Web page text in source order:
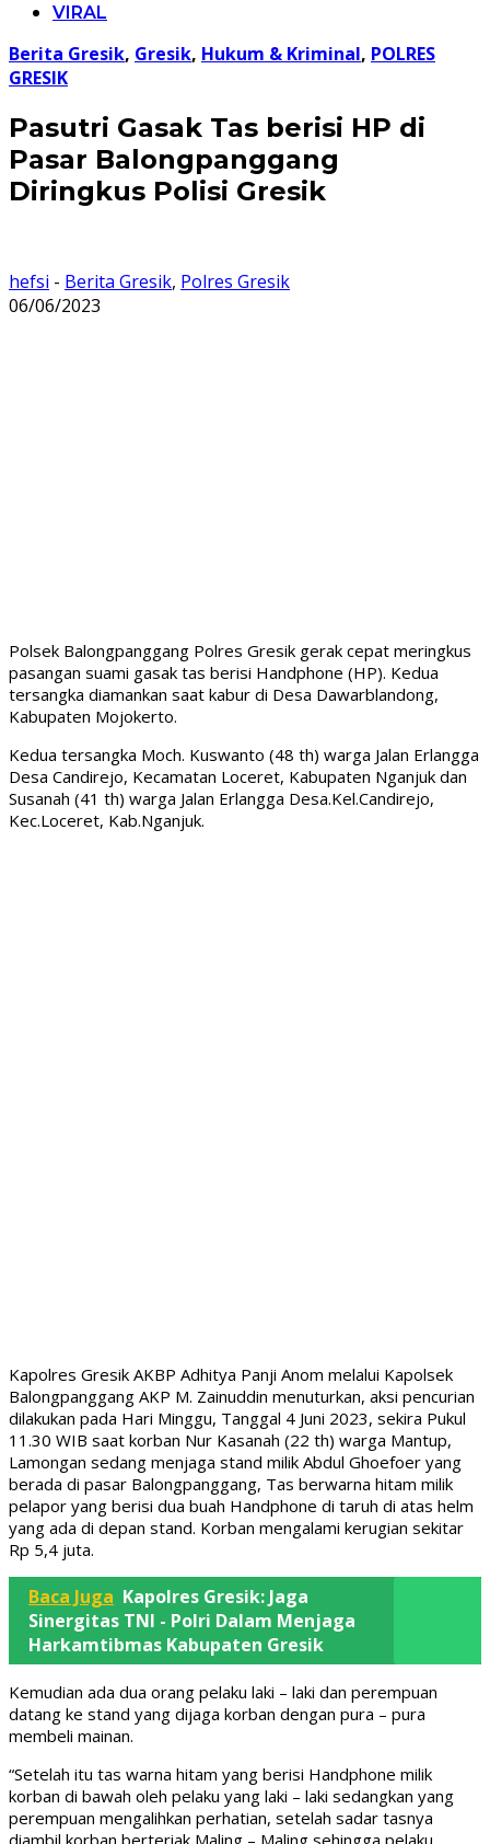
VIRAL
Berita Gresik, Gresik, Hukum & Kriminal, POLRES
GRESIK
Pasutri Gasak Tas berisi HP di
Pasar Balongpanggang
Diringkus Polisi Gresik
hefsi - Berita Gresik, Polres Gresik
06/06/2023
Polsek Balongpanggang Polres Gresik gerak cepat meringkus
pasangan suami gasak tas berisi Handphone (HP). Kedua
tersangka diamankan saat kabur di Desa Dawarblandong,
Kabupaten Mojokerto.
Kedua tersangka Moch. Kuswanto (48 th) warga Jalan Erlangga
Desa Candirejo, Kecamatan Loceret, Kabupaten Nganjuk dan
Susanah (41 th) warga Jalan Erlangga Desa.Kel.Candirejo,
Kec.Loceret, Kab.Nganjuk.
Kapolres Gresik AKBP Adhitya Panji Anom melalui Kapolsek
Balongpanggang AKP M. Zainuddin menuturkan, aksi pencurian
dilakukan pada Hari Minggu, Tanggal 4 Juni 2023, sekira Pukul
11.30 WIB saat korban Nur Kasanah (22 th) warga Mantup,
Lamongan sedang menjaga stand milik Abdul Ghoefoer yang
berada di pasar Balongpanggang, Tas berwarna hitam milik
pelapor yang berisi dua buah Handphone di taruh di atas helm
yang ada di depan stand. Korban mengalami kerugian sekitar
Rp 5,4 juta.
Baca Juga Kapolres Gresik: Jaga
Sinergitas TNI - Polri Dalam Menjaga
Harkamtibmas Kabupaten Gresik
Kemudian ada dua orang pelaku laki – laki dan perempuan
datang ke stand yang dijaga korban dengan pura – pura
membeli mainan.
“Setelah itu tas warna hitam yang berisi Handphone milik
korban di bawah oleh pelaku yang laki – laki sedangkan yang
perempuan mengalihkan perhatian, setelah sadar tasnya
diambil korban berteriak Maling – Maling sehingga pelaku